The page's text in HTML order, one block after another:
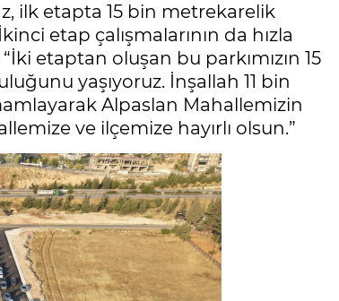
ilk etapta 15 bin metrekarelik
etap çalışmalarının da hızla
etaptan oluşan bu parkımızın 15
yaşıyoruz. İnşallah 11 bin
Alpaslan Mahallemizin
ve ilçemize hayırlı olsun.”